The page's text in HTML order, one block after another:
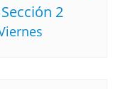
Sección 2